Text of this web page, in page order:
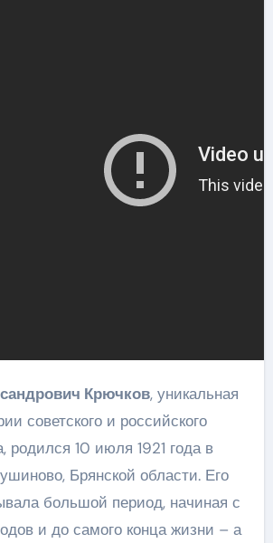
Крючков, уникальная
советского и российского
родился 10 июля 1921 года в
Брянской области. Его
большой период, начиная с
и до самого конца жизни – а